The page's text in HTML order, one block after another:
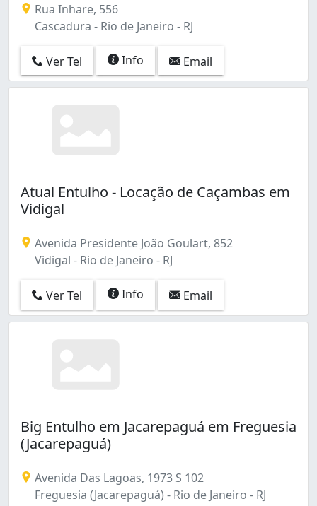
Rua Inhare, 556
Cascadura - Rio de Janeiro - RJ
Ver Tel Info Email
Atual Entulho - Locação de Caçambas em
Vidigal
Avenida Presidente João Goulart, 852
Vidigal - Rio de Janeiro - RJ
Ver Tel Info Email
Big Entulho em Jacarepaguá em Freguesia
(Jacarepaguá)
Avenida Das Lagoas, 1973 S 102
Freguesia (Jacarepaguá) - Rio de Janeiro - RJ